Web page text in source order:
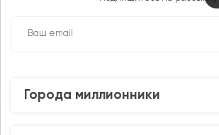
Города миллионники